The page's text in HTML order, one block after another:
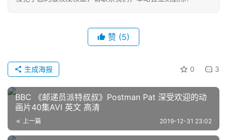
热
精
选
材
赞 (5)
0 3
生成海报
BBC 《邮递员派特叔叔》Postman Pat 深受欢迎的动
画片40集AVI 英文 高清
上一篇 2019-12-31 23:02